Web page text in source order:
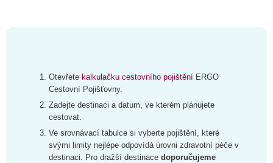
Otevřete kalkulačku cestovního pojištění ERGO
Cestovní Pojišťovny.
Zadejte destinaci a datum, ve kterém plánujete
cestovat.
Ve srovnávací tabulce si vyberte pojištění, které
svými limity nejlépe odpovídá úrovni zdravotní péče v
destinaci. Pro dražší destinace doporučujeme